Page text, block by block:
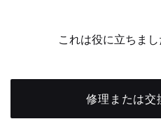
これは役に立ちま
修理または交